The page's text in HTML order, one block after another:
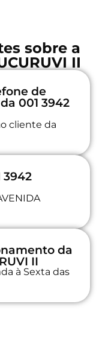
sobre a
II
de
001 3942
cliente da
3942
da
II
à Sexta das